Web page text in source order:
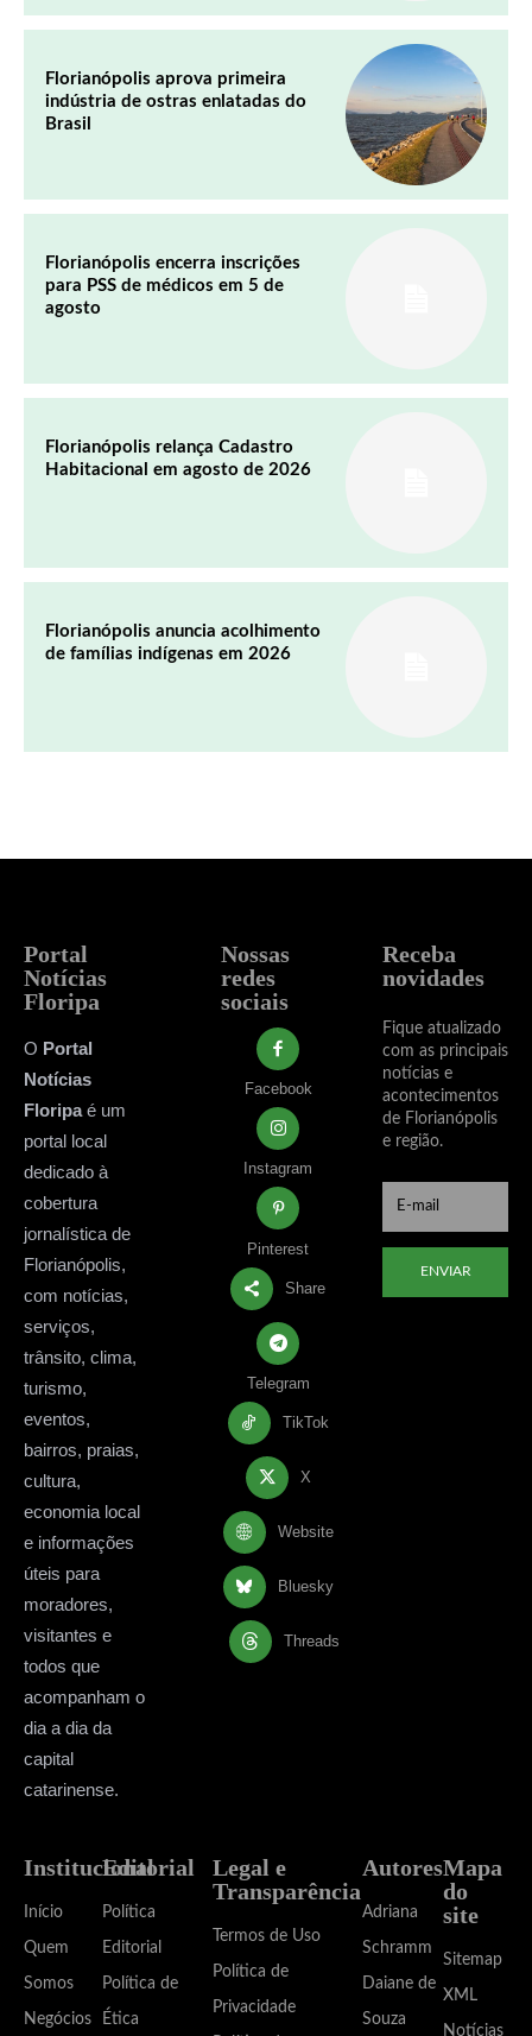
Florianópolis aprova primeira
indústria de ostras enlatadas do
Brasil
Florianópolis encerra inscrições
para PSS de médicos em 5 de
agosto
Florianópolis relança Cadastro
Habitacional em agosto de 2026
Florianópolis anuncia acolhimento
de famílias indígenas em 2026
Portal
Notícias
Floripa
O Portal
Notícias
Floripaé um
portal local
dedicado à
cobertura
jornalística de
Florianópolis,
com notícias,
serviços,
trânsito, clima,
turismo,
eventos,
bairros, praias,
cultura,
economia local
e informações
úteis para
moradores,
visitantes e
todos que
acompanham o
dia a dia da
capital
catarinense.
Nossas
redes
sociais
Facebook
Instagram
Pinterest
Share
Telegram
TikTok
X
Website
Bluesky
Threads
Receba
novidades
Fique atualizado
com as principais
notícias e
acontecimentos
de Florianópolis
e região.
ENVIAR
Institucional
Início
Quem
Somos
Negócios
Editorial
Política
Editorial
Política de
Ética
Legal e
Transparência
Termos de Uso
Política de
Privacidade
Autores
Adriana
Schramm
Daiane de
Souza
Mapa
do
site
Sitemap
XML
Notícias